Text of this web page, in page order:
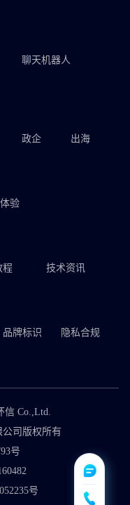
聊天机器人
政企 出海
验
程 技术资讯
品牌标识
隐私合规
信 Co.,Ltd.
公司版权所有
号
号